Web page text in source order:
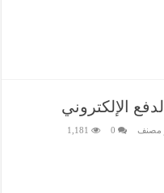
مصنف 0
1,181